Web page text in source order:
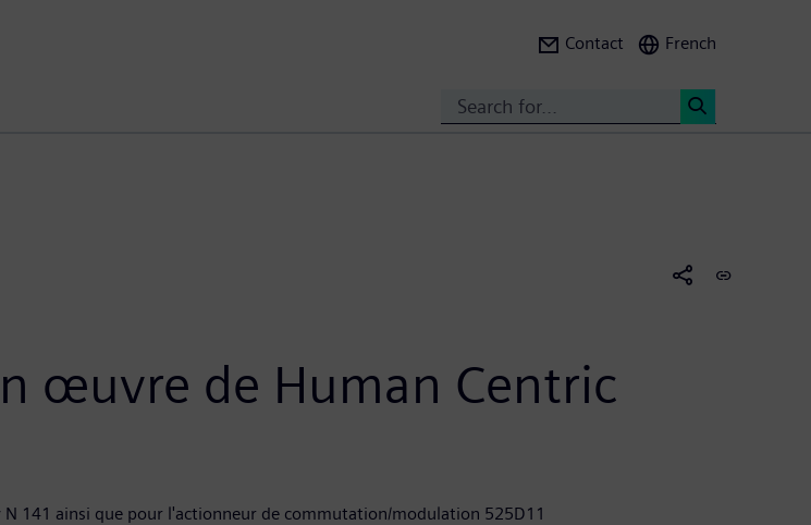
Contact French
œuvre de Human Centric
141 ainsi que pour l'actionneur de commutation/modulation 525D11